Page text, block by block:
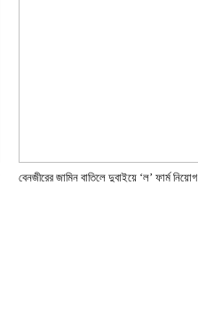
বেনজীরের জামিন বাতিলে দুবাইয়ে ‌‘ল’ ফার্ম নিয়োগ